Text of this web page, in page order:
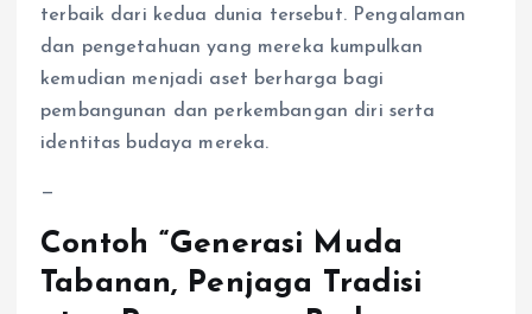
terbaik dari kedua dunia tersebut. Pengalaman
dan pengetahuan yang mereka kumpulkan
kemudian menjadi aset berharga bagi
pembangunan dan perkembangan diri serta
identitas budaya mereka.
—
Contoh “Generasi Muda
Tabanan, Penjaga Tradisi